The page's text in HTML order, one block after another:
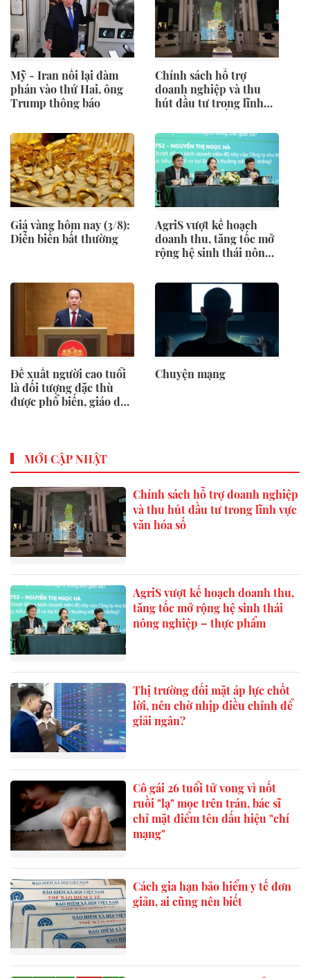
Mỹ - Iran nối lại đàm
phán vào thứ Hai, ông
Trump thông báo
Chính sách hỗ trợ
doanh nghiệp và thu
hút đầu tư trong lĩnh
Giá vàng hôm nay (3/8):
Diễn biến bất thường
AgriS vượt kế hoạch
doanh thu, tăng tốc mở
rộng hệ sinh thái nông
Đề xuất người cao tuổi
là đối tượng đặc thù
được phổ biến, giáo dục
Chuyện mạng
MỚI CẬP NHẬT
Chính sách hỗ trợ doanh nghiệp
và thu hút đầu tư trong lĩnh vực
văn hóa số
AgriS vượt kế hoạch doanh thu,
tăng tốc mở rộng hệ sinh thái
nông nghiệp – thực phẩm
Thị trường đối mặt áp lực chốt
lời, nên chờ nhịp điều chỉnh để
giải ngân?
Cô gái 26 tuổi tử vong vì nốt
ruồi "lạ" mọc trên trán, bác sĩ
chỉ mặt điểm tên dấu hiệu "chí
mạng"
Cách gia hạn bảo hiểm y tế đơn
giản, ai cũng nên biết